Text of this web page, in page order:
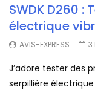
SWDK D260
électrique
AVIS-EXPRESS 3
J’adore tester des
serpillière